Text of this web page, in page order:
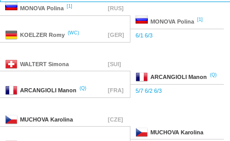
MONOVA Polina [1] [RUS]
MONOVA Polina [1]
KOELZER Romy (WC) [GER] 6/1 6/3
WALTERT Simona [SUI]
ARCANGIOLI Manon (Q)
ARCANGIOLI Manon (Q) [FRA] 5/7 6/2 6/3
MUCHOVA Karolina [CZE]
MUCHOVA Karolina